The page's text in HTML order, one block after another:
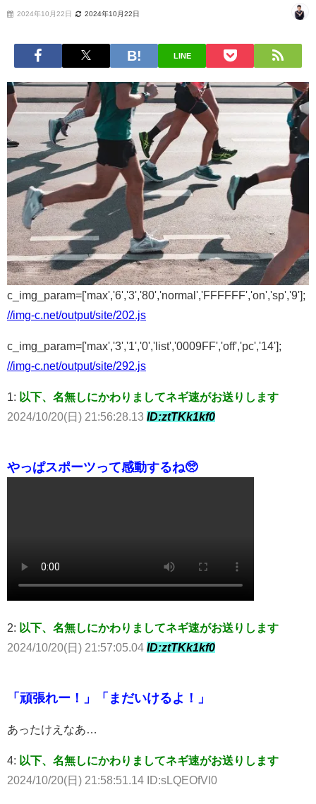
2024年10月22日 2024年10月22日
LINE
c_img_param=['max','6','3','80','normal','FFFFFF','on','sp','9'];
//img-c.net/output/site/202.js
c_img_param=['max','3','1','0','list','0009FF','off','pc','14'];
//img-c.net/output/site/292.js
1: 以下、名無しにかわりましてネギ速がお送りします
2024/10/20(日) 21:56:28.13 ID:ztTKk1kf0
やっぱスポーツって感動するね🥺
2: 以下、名無しにかわりましてネギ速がお送りします
2024/10/20(日) 21:57:05.04 ID:ztTKk1kf0
「頑張れー！」「まだいけるよ！」
あったけえなあ…
4: 以下、名無しにかわりましてネギ速がお送りします
2024/10/20(日) 21:58:51.14 ID:sLQEOfVI0